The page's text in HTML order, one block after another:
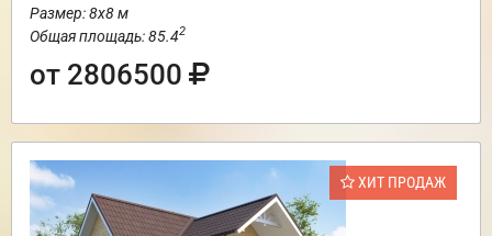
Размер: 8х8 м
Общая площадь: 85.42
от 2806500
ХИТ ПРОДАЖ